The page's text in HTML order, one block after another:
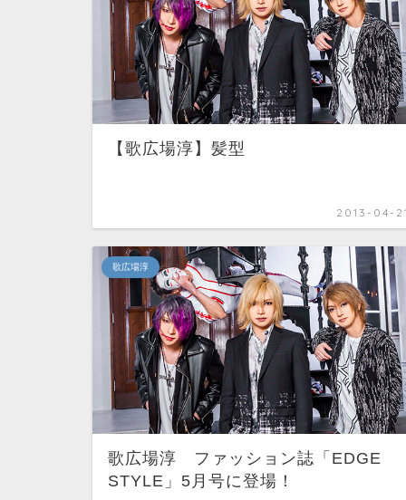
【歌広場淳】髪型
2013-04-21
歌広場淳
歌広場淳 ファッション誌「EDGE
STYLE」5月号に登場！